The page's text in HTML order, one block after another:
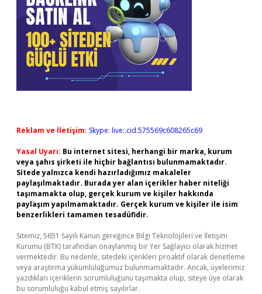
Reklam ve İletişim: Skype: live:.cid.575569c608265c69
Yasal Uyarı: Bu internet sitesi, herhangi bir marka, kurum
veya şahıs şirketi ile hiçbir bağlantısı bulunmamaktadır.
Sitede yalnızca kendi hazırladığımız makaleler
paylaşılmaktadır. Burada yer alan içerikler haber niteliği
taşımamakta olup, gerçek kurum ve kişiler hakkında
paylaşım yapılmamaktadır. Gerçek kurum ve kişiler ile isim
benzerlikleri tamamen tesadüfidir.
Sitemiz, 5651 Sayılı Kanun gereğince Bilgi Teknolojileri ve İletişim
Kurumu (BTK) tarafından onaylanmış bir Yer Sağlayıcı olarak hizmet
vermektedir. Bu nedenle, sitedeki içerikleri proaktif olarak denetleme
veya araştırma yükümlülüğümüz bulunmamaktadır. Ancak, üyelerimiz
yazdıkları içeriklerin sorumluluğunu taşımakta olup, siteye üye olarak
bu sorumluluğu kabul etmiş sayılırlar.